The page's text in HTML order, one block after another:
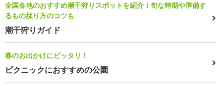
全国各地のおすすめ潮干狩りスポットを紹介！旬な時期や準備す
るもの採り方のコツも
潮干狩りガイド
春のお出かけにピッタリ！
ピクニックにおすすめの公園